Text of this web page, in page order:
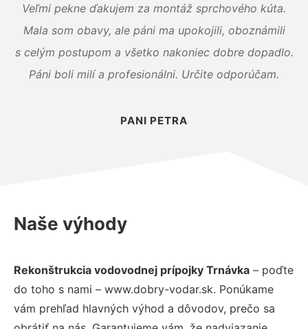
Veľmi pekne ďakujem za montáž sprchového kúta.
Mala som obavy, ale páni ma upokojili, oboznámili
s celým postupom a všetko nakoniec dobre dopadlo.
Páni boli milí a profesionálni. Určite odporúčam.
PANI PETRA
Naše výhody
Rekonštrukcia vodovodnej prípojky Trnávka – poďte
do toho s nami – www.dobry-vodar.sk. Ponúkame
vám prehľad hlavných výhod a dôvodov, prečo sa